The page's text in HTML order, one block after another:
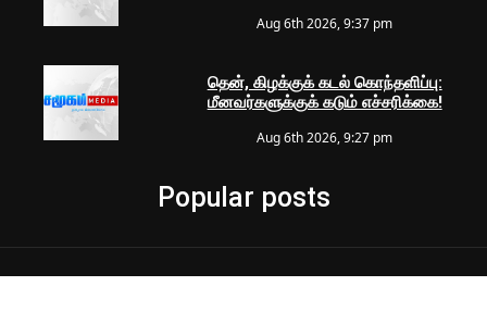
Aug 6th 2026, 9:37 pm
தென், கிழக்குக் கடல் கொந்தளிப்பு:
மீனவர்களுக்குக் கடும் எச்சரிக்கை!
Aug 6th 2026, 9:27 pm
Popular posts